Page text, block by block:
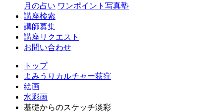
月の占い ワンポイント写真塾
講座検索
講師募集
講座リクエスト
お問い合わせ
トップ
よみうりカルチャー荻窪
絵画
水彩画
基礎からのスケッチ淡彩